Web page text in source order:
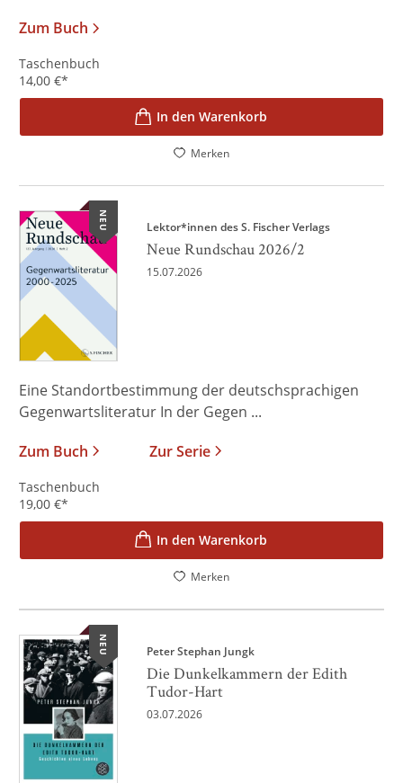
Zum Buch
Taschenbuch
14,00 €*
In den Warenkorb
Merken
NEU Lektor*innen des S. Fischer Verlags
Neue Rundschau 2026/2
15.07.2026
Eine Standortbestimmung der deutschsprachigen
Gegenwartsliteratur In der Gegen ...
Zum Buch
Zur Serie
Taschenbuch
19,00 €*
In den Warenkorb
Merken
NEU Peter Stephan Jungk
Die Dunkelkammern der Edith
Tudor-Hart
03.07.2026